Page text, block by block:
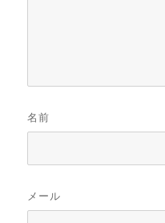
名前
メール